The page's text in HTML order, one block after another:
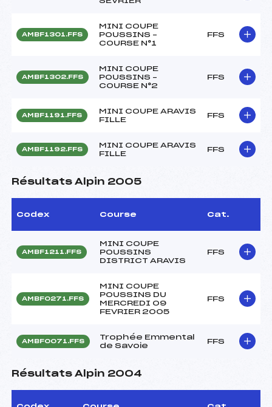
AMBF1301.FFS
MINI COUPE
POUSSINS –
COURSE N°1
FFS
AMBF1302.FFS
MINI COUPE
POUSSINS –
COURSE N°2
FFS
AMBF1191.FFS
MINI COUPE ARAVIS
FILLE
FFS
AMBF1192.FFS
MINI COUPE ARAVIS
FILLE
FFS
Résultats Alpin 2005
Codex Course Cat.
AMBF1211.FFS
MINI COUPE
POUSSINS
DISTRICT ARAVIS
FFS
AMBF0271.FFS
MINI COUPE
POUSSINS DU
MERCREDI 09
FEVRIER 2005
FFS
AMBF0071.FFS
Trophée Emmental
de Savoie
FFS
Résultats Alpin 2004